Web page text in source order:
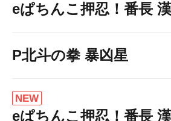
eぱちんこ押忍！番長
P北斗の拳 暴凶星
NEW
eぱちんこ押忍！番長